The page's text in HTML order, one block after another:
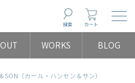
検索 カート
WORKS BLOG
& SON（カール・ハンセン＆サン）